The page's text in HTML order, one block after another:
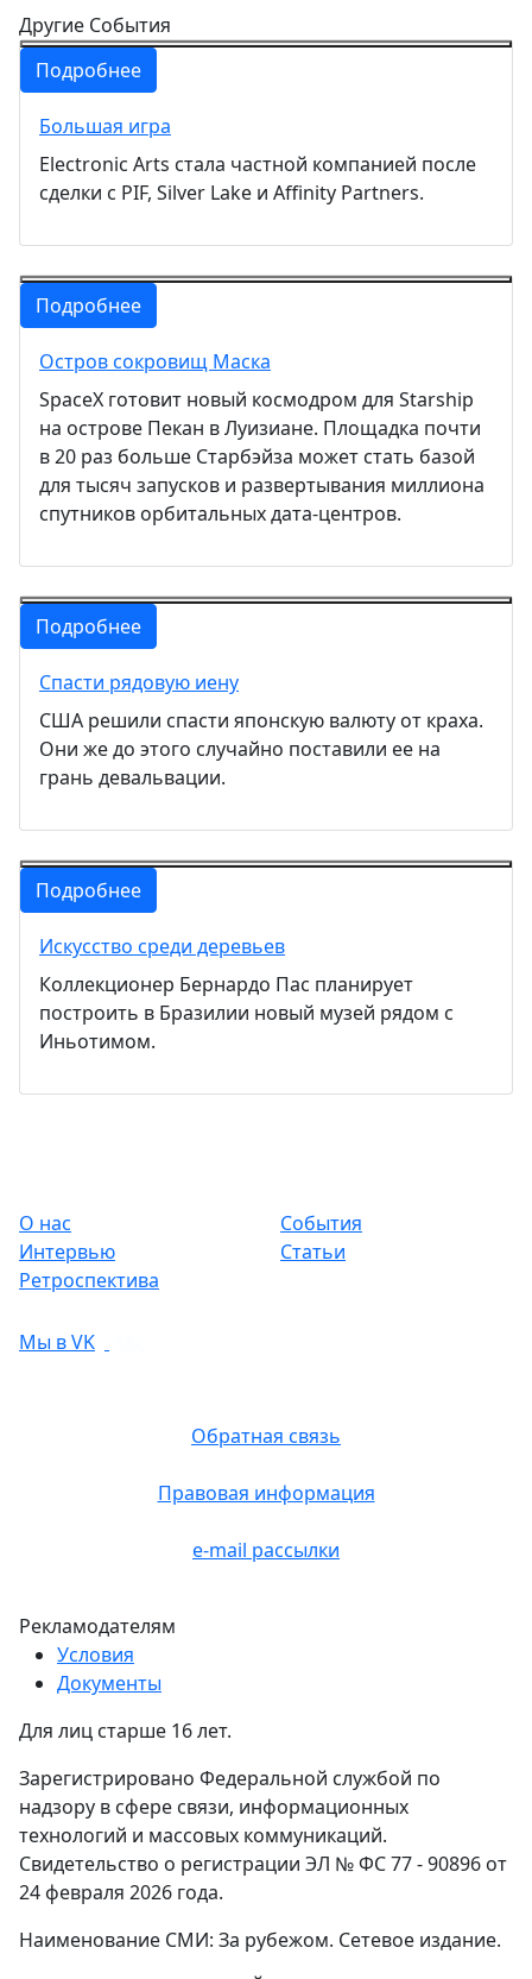
Другие События
Подробнее
Большая игра
Electronic Arts стала частной компанией после
сделки с PIF, Silver Lake и Affinity Partners.
Подробнее
Остров сокровищ Маска
SpaceX готовит новый космодром для Starship
на острове Пекан в Луизиане. Площадка почти
в 20 раз больше Старбэйза может стать базой
для тысяч запусков и развертывания миллиона
спутников орбитальных дата-центров.
Подробнее
Спасти рядовую иену
США решили спасти японскую валюту от краха.
Они же до этого случайно поставили ее на
грань девальвации.
Подробнее
Искусство среди деревьев
Коллекционер Бернардо Пас планирует
построить в Бразилии новый музей рядом с
Иньотимом.
О нас
События
Интервью
Статьи
Ретроспектива
Мы в VK
Рекламодателям
Условия
Документы
Обратная связь
Правовая информация
e-mail рассылки
Для лиц старше 16 лет.
Зарегистрировано Федеральной службой по
надзору в сфере связи, информационных
технологий и массовых коммуникаций.
Свидетельство о регистрации ЭЛ № ФС 77 - 90896 от
24 февраля 2026 года.
Наименование СМИ: За рубежом. Сетевое издание.